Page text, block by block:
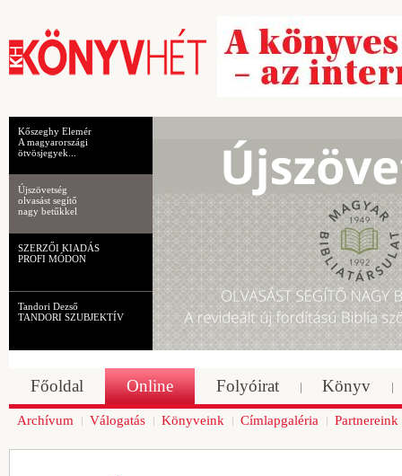
Kőszeghy Elemér
A magyarországi
ötvösjegyek...
Újszövetség
olvasást segítő
nagy betűkkel
SZERZŐI KIADÁS
PROFI MÓDON
Tandori Dezső
TANDORI SZUBJEKTÍV
Főoldal Online Folyóirat Könyv
Archívum Válogatás Könyveink Címlapgaléria Partnereink